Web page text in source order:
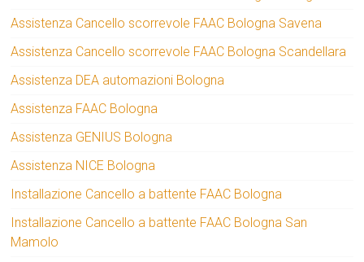
Assistenza Cancello scorrevole FAAC Bologna Savena
Assistenza Cancello scorrevole FAAC Bologna Scandellara
Assistenza DEA automazioni Bologna
Assistenza FAAC Bologna
Assistenza GENIUS Bologna
Assistenza NICE Bologna
Installazione Cancello a battente FAAC Bologna
Installazione Cancello a battente FAAC Bologna San
Mamolo